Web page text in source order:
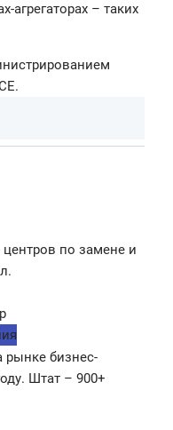
агрегаторах – таких
центров по замене и
рынке бизнес-
Штат – 900+